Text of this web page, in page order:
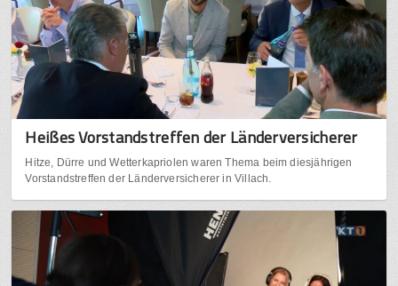
Heißes Vorstandstreffen der Länderversicherer
Hitze, Dürre und Wetterkapriolen waren Thema beim diesjährigen
Vorstandstreffen der Länderversicherer in Villach.